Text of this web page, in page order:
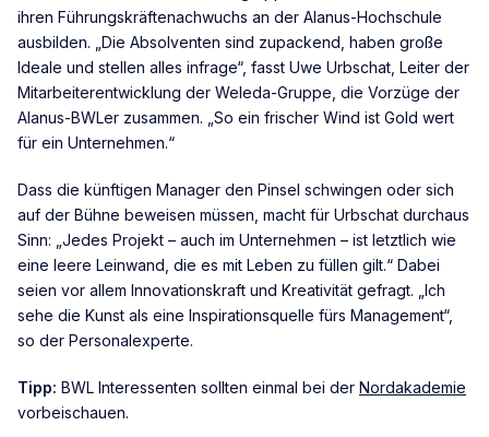
ihren Führungskräftenachwuchs an der Alanus-Hochschule
ausbilden. „Die Absolventen sind zupackend, haben große
Ideale und stellen alles infrage“, fasst Uwe Urbschat, Leiter der
Mitarbeiterentwicklung der Weleda-Gruppe, die Vorzüge der
Alanus-BWLer zusammen. „So ein frischer Wind ist Gold wert
für ein Unternehmen.“
Dass die künftigen Manager den Pinsel schwingen oder sich
auf der Bühne beweisen müssen, macht für Urbschat durchaus
Sinn: „Jedes Projekt – auch im Unternehmen – ist letztlich wie
eine leere Leinwand, die es mit Leben zu füllen gilt.“ Dabei
seien vor allem Innovationskraft und Kreativität gefragt. „Ich
sehe die Kunst als eine Inspirationsquelle fürs Management“,
so der Personalexperte.
Tipp: BWL Interessenten sollten einmal bei der Nordakademie
vorbeischauen.